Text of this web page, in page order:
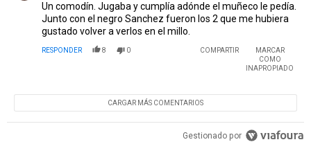
Un comodín. Jugaba y cumplía adónde el muñeco le pedía.
Junto con el negro Sanchez fueron los 2 que me hubiera
gustado volver a verlos en el millo.
RESPONDER 8 0 COMPARTIR
MARCAR
COMO
INAPROPIADO
CARGAR MÁS COMENTARIOS
Gestionado por